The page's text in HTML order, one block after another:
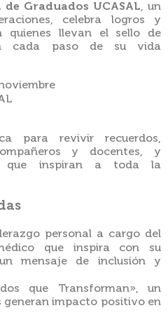
Graduados UCASAL, un
celebra logros y
quienes llevan el sello de
cada paso de su vida
para revivir recuerdos,
y docentes, y
que inspiran a toda la
personal a cargo del
que inspira con su
mensaje de inclusión y
que Transforman», un
generan impacto positivo en